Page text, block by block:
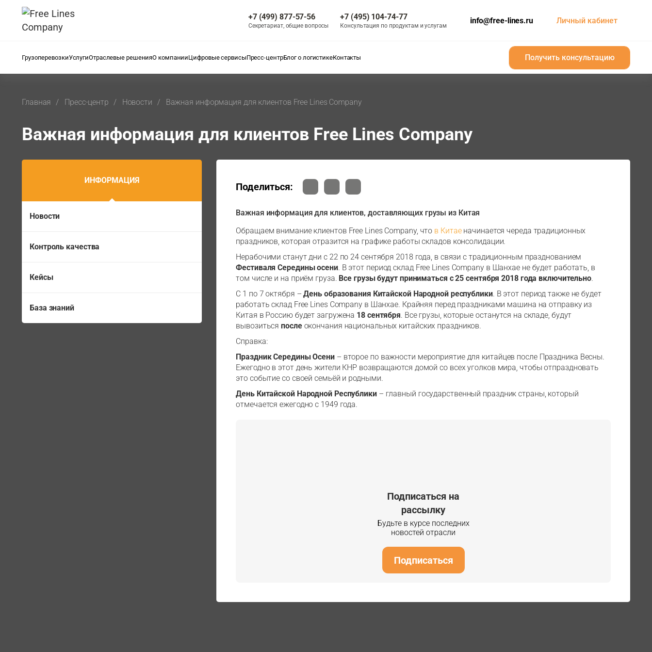
+7 (499) 877-57-56
Секретариат, общие вопросы
+7 (495) 104-74-77
Консультация по продуктам и услугам
info@free-lines.ru Личный кабинет
ГрузоперевозкиУслугиОтраслевые решенияО компанииЦифровые сервисыПресс-центрБлог о логистикеКонтакты Получить консультацию
Получить консультацию
Главная Пресс-центр Новости Важная информация для клиентов Free Lines Company
Важная информация для клиентов Free Lines Company
ИНФОРМАЦИЯ
Новости
Контроль качества
Кейсы
База знаний
Поделиться:
Важная информация для клиентов, доставляющих грузы из Китая
Обращаем внимание клиентов Free Lines Company, что в Китаеначинается череда традиционных
праздников, которая отразится на графике работы складов консолидации.
Нерабочими станут дни с 22 по 24 сентября 2018 года, в связи с традиционным празднованием
Фестиваля Середины осени. В этот период склад Free Lines Company в Шанхае не будет работать, в
том числе и на приём груза. Все грузы будут приниматься с 25 сентября 2018 года включительно.
С 1 по 7 октября –День образования Китайской Народной республики. В этот период также не будет
работать склад Free Lines Company в Шанхае. Крайняя перед праздниками машина на отправку из
Китая в Россию будет загружена 18 сентября. Все грузы, которые останутся на складе, будут
вывозитьсяпослеокончания национальных китайских праздников.
Справка:
Праздник Середины Осени– второе по важности мероприятие для китайцев после Праздника Весны.
Ежегодно в этот день жители КНР возвращаются домой со всех уголков мира, чтобы отпраздновать
это событие со своей семьёй и родными.
День Китайской Народной Республики– главный государственный праздник страны, который
отмечается ежегодно с 1949 года.
Подписаться на
рассылку
Будьте в курсе последних
новостей отрасли
Подписаться